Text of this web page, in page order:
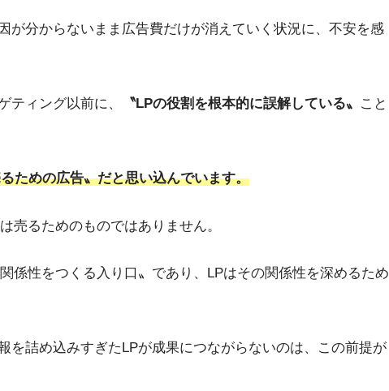
が分からないまま広告費だけが消えていく状況に、不安を感
ティング以前に、 〝LPの役割を根本的に誤解している〟 こと
ための広告〟だと思い込んでいます。
売るためのものではありません。
係性をつくる入り口〟であり、LPはその関係性を深めるため
を詰め込みすぎたLPが成果につながらないのは、この前提が